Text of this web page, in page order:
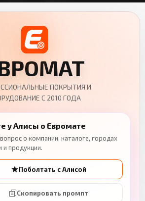
ПОКРЫТИЯ И
С 2010 ГОДА
у Алисы о Евромате
о компании, каталоге, городах
и продукции.
Поболтать с Алисой
Скопировать промпт